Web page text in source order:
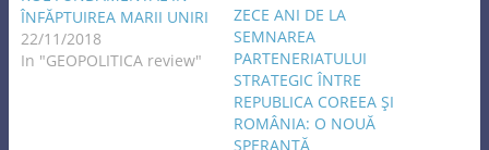
ÎNFĂPTUIREA MARII UNIRI
22/11/2018
In "GEOPOLITICA review"
ZECE ANI DE LA
SEMNAREA
PARTENERIATULUI
STRATEGIC ÎNTRE
REPUBLICA COREEA ŞI
ROMÂNIA: O NOUĂ
SPERANŢĂ